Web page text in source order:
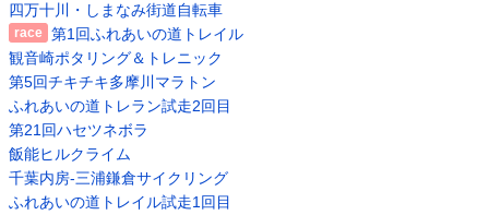
四万十川・しまなみ街道自転車
第1回ふれあいの道トレイル
観音崎ポタリング＆トレニック
第5回チキチキ多摩川マラトン
ふれあいの道トレラン試走2回目
第21回ハセツネボラ
飯能ヒルクライム
千葉内房-三浦鎌倉サイクリング
ふれあいの道トレイル試走1回目